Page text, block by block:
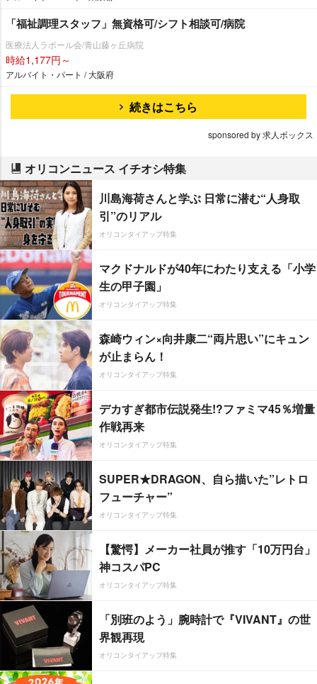
「福祉調理スタッフ」無資格可/シフト相談可/病院
医療法人ラポール会/青山藤ヶ丘病院
時給1,177円～
アルバイト・パート / 大阪府
続きはこちら
sponsored by 求人ボックス
オリコンニュース イチオシ特集
川島海荷さんと学ぶ 日常に潜む“人身取
引”のリアル
オリコンタイアップ特集
マクドナルドが40年にわたり支える「小学
生の甲子園」
オリコンタイアップ特集
森崎ウィン×向井康二“両片思い”にキュン
が止まらん！
オリコンタイアップ特集
デカすぎ都市伝説発生!?ファミマ45％増量
作戦再来
オリコンタイアップ特集
SUPER★DRAGON、自ら描いた”レトロ
フューチャー”
オリコンタイアップ特集
【驚愕】メーカー社員が推す「10万円台」
神コスパPC
オリコンタイアップ特集
「別班のよう」腕時計で『VIVANT』の世
界観再現
オリコンタイアップ特集